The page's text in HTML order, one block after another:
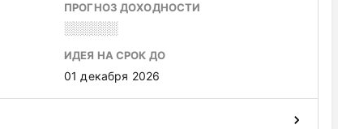
ПРОГНОЗ ДОХОДНОСТИ
░░░░░░
ИДЕЯ НА СРОК ДО
01 декабря 2026